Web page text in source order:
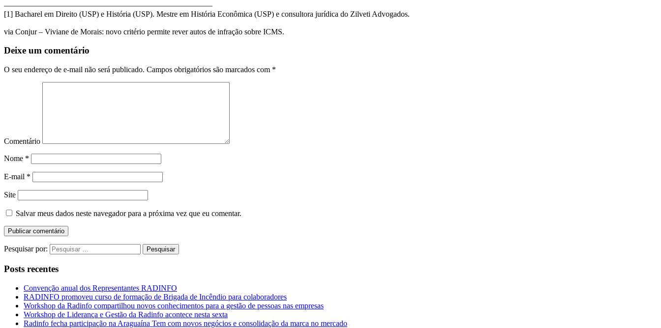
——————————————————————————–
[1] Bacharel em Direito (USP) e História (USP). Mestre em História Econômica (USP) e consultora jurídica do Zilveti Advogados.
via Conjur – Viviane de Morais: novo critério permite rever autos de infração sobre ICMS.
Deixe um comentário
O seu endereço de e-mail não será publicado. Campos obrigatórios são marcados com *
Comentário
Nome *
E-mail *
Site
Salvar meus dados neste navegador para a próxima vez que eu comentar.
Pesquisar por:
Posts recentes
Convenção anual dos Representantes RADINFO
RADINFO promoveu curso de formação de Brigada de Incêndio para colaboradores
Workshop da Radinfo compartilhou novos conhecimentos para a gestão de pessoas nas empresas
Workshop de Liderança e Gestão da Radinfo acontece nesta sexta
Radinfo fecha participação na Araguaína Tem com novos negócios e consolidação da marca no mercado